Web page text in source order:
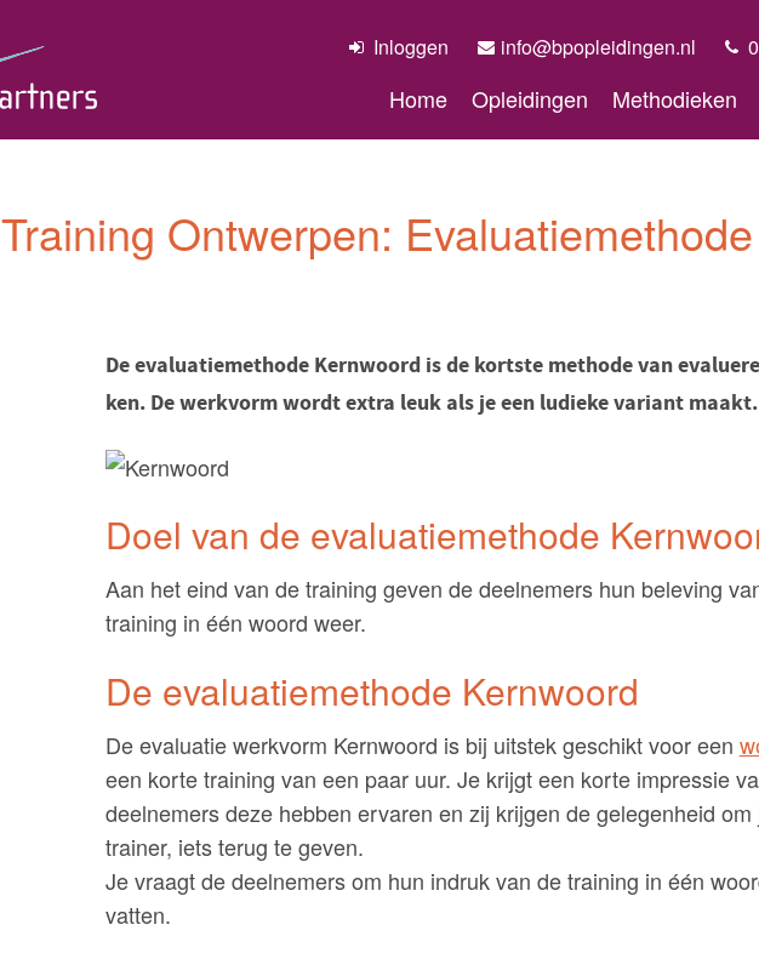
Inloggen info@bpopleidingen.nl
Home Opleidingen Methodieken
Training Ontwerpen:
De evaluatiemethode Kernwoord is de kortste methode van
ken. De werkvorm wordt extra leuk als je een ludieke variant maakt.
Doel van de evaluatiemethode
Aan het eind van de training geven de deelnemers hun beleving
training in één woord weer.
De evaluatiemethode Kernwoord
De evaluatie werkvorm Kernwoord is bij uitstek geschikt voor een
een korte training van een paar uur. Je krijgt een korte impressie
deelnemers deze hebben ervaren en zij krijgen de gelegenheid om
trainer, iets terug te geven.
Je vraagt de deelnemers om hun indruk van de training in één
vatten.